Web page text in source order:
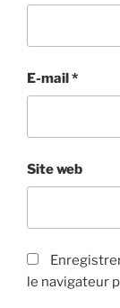
E-mail*
Site web
le navigateur